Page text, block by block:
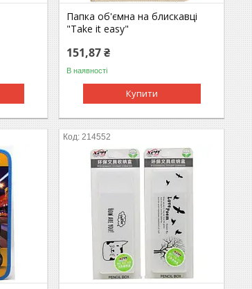
Папка об'ємна на блискавці
"Take it easy"
151,87 ₴
В наявності
Купити
214552